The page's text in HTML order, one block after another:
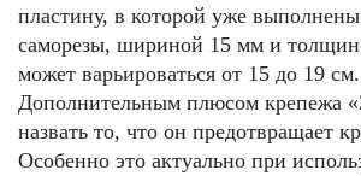
пластину, в которой уже
саморезы, шириной 15 мм и
может варьироваться от 15 до 19 см.
Дополнительным плюсом крепежа
назвать то, что он предотвращает
Особенно это актуально при